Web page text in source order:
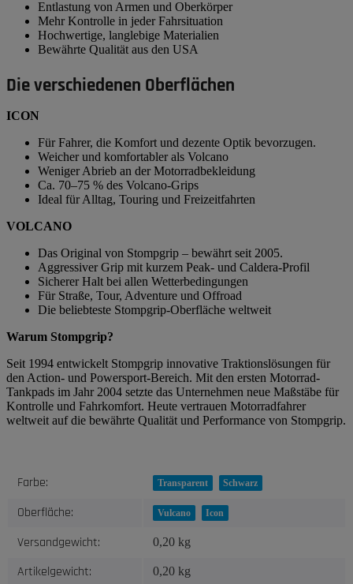
Entlastung von Armen und Oberkörper
Mehr Kontrolle in jeder Fahrsituation
Hochwertige, langlebige Materialien
Bewährte Qualität aus den USA
Die verschiedenen Oberflächen
ICON
Für Fahrer, die Komfort und dezente Optik bevorzugen.
Weicher und komfortabler als Volcano
Weniger Abrieb an der Motorradbekleidung
Ca. 70–75 % des Volcano-Grips
Ideal für Alltag, Touring und Freizeitfahrten
VOLCANO
Das Original von Stompgrip – bewährt seit 2005.
Aggressiver Grip mit kurzem Peak- und Caldera-Profil
Sicherer Halt bei allen Wetterbedingungen
Für Straße, Tour, Adventure und Offroad
Die beliebteste Stompgrip-Oberfläche weltweit
Warum Stompgrip?
Seit 1994 entwickelt Stompgrip innovative Traktionslösungen für
den Action- und Powersport-Bereich. Mit den ersten Motorrad-
Tankpads im Jahr 2004 setzte das Unternehmen neue Maßstäbe für
Kontrolle und Fahrkomfort. Heute vertrauen Motorradfahrer
weltweit auf die bewährte Qualität und Performance von Stompgrip.
Produkteigenschaft
Wert
Farbe: Transparent Schwarz
Oberfläche: Vulcano Icon
Versandgewicht: 0,20 kg
Artikelgewicht: 0,20 kg